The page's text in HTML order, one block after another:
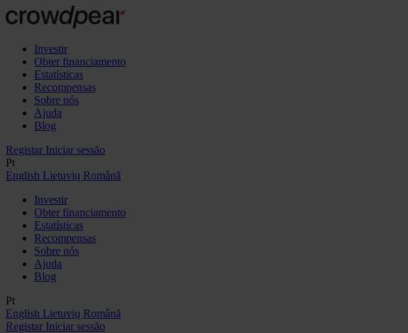
Investir
Obter financiamento
Estatísticas
Recompensas
Sobre nós
Ajuda
Blog
Registar Iniciar sessão
Pt
English Lietuvių Română
Investir
Obter financiamento
Estatísticas
Recompensas
Sobre nós
Ajuda
Blog
Pt
English Lietuvių Română
Registar Iniciar sessão